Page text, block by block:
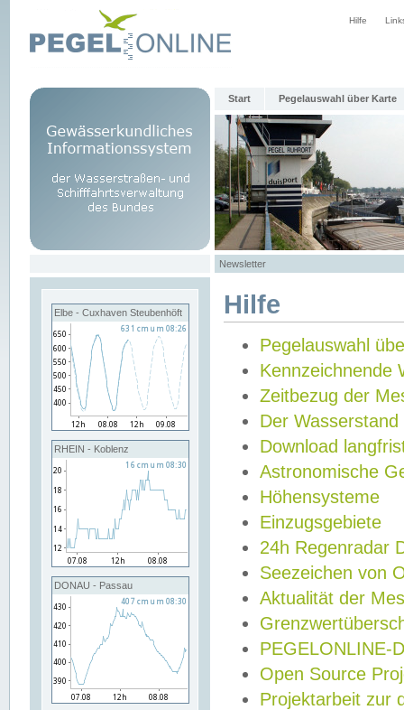
Hilfe
Start Pegelauswahl über Karte
Newsletter
Elbe - Cuxhaven Steubenhöft
RHEIN - Koblenz
DONAU - Passau
Hilfe
Pegelauswahl
Kennzeichnende
Zeitbezug der
Der Wasserstand
Download
Astronomische
Höhensysteme
Einzugsgebiete
24h Regenradar
Seezeichen von
Aktualität der
PEGELONLINE-
Open Source
Projektarbeit zur